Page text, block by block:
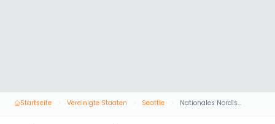
Startseite Vereinigte Staaten Seattle Nationales Nordisches Museum Seattle